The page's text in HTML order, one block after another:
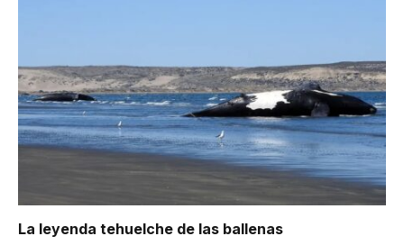
La leyenda tehuelche de las ballenas